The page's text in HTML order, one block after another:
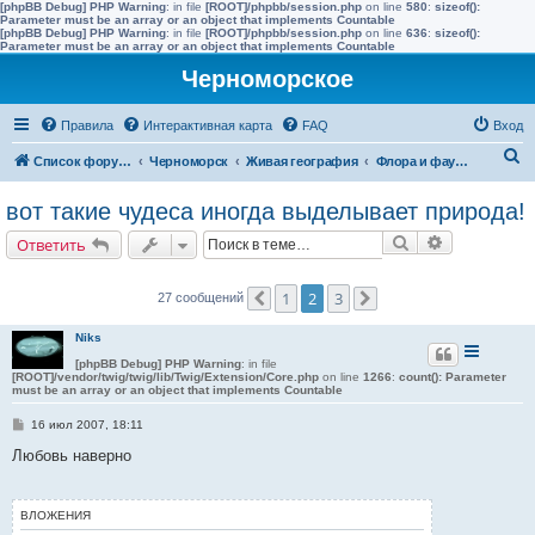
[phpBB Debug] PHP Warning: in file [ROOT]/phpbb/session.php on line 580: sizeof():
Parameter must be an array or an object that implements Countable
[phpBB Debug] PHP Warning: in file [ROOT]/phpbb/session.php on line 636: sizeof():
Parameter must be an array or an object that implements Countable
Черноморское
Правила Интерактивная карта FAQ Вход
Список форумов Черноморск Живая география Флора и фауна полуострова Тарханкут
и
вот такие чудеса иногда выделывает природа!
Ответить Поиск
27 сообщений Пред.
1 2 3
Niks
[phpBB Debug] PHP Warning: in file
[ROOT]/vendor/twig/twig/lib/Twig/Extension/Core.php on line 1266: count(): Parameter
must be an array or an object that implements Countable
С
о
н
и
16 июл 2007, 18:11
Любовь наверно
ВЛОЖЕНИЯ